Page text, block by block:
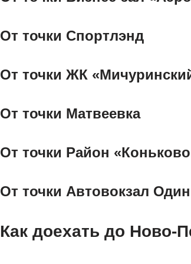
От точки Спортлэнд
От точки ЖК
От точки Матвеевка
От точки Район
От точки Автовокзал
Как доехать до Ново-